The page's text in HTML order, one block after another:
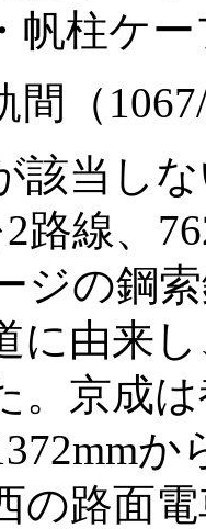
帆柱ケ
間（
該当し
2路線、
ジの鋼
に由来
。京成
の路面